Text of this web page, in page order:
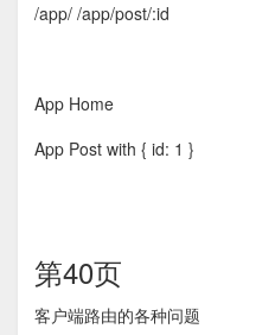
/app/ /app/post/:id
App Home
App Post with { id: 1 }
第40页
客户端路由的各种问题